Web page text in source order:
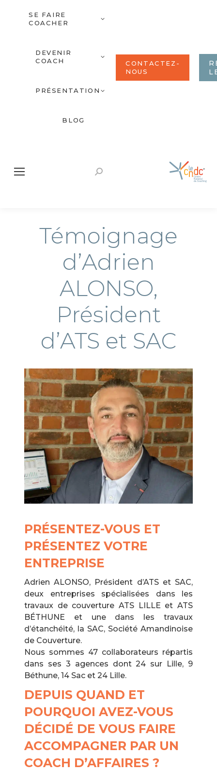
SE FAIRE
COACHER
DEVENIR
COACH
PRÉSENTATION
BLOG
CONTACTEZ-
NOUS
Recherche
Témoignage
d’Adrien
ALONSO,
Président
d’ATS et SAC
PRÉSENTEZ-VOUS ET
PRÉSENTEZ VOTRE
ENTREPRISE
Adrien ALONSO, Président d’ATS et SAC,
deux entreprises spécialisées dans les
travaux de couverture ATS LILLE et ATS
BÉTHUNE et une dans les travaux
d’étanchéité, la SAC, Société Amandinoise
de Couverture.
Nous sommes 47 collaborateurs répartis
dans ses 3 agences dont 24 sur Lille, 9
Béthune, 14 Sac et 24 Lille.
DEPUIS QUAND ET
POURQUOI AVEZ-VOUS
DÉCIDÉ DE VOUS FAIRE
ACCOMPAGNER PAR UN
COACH D’AFFAIRES ?